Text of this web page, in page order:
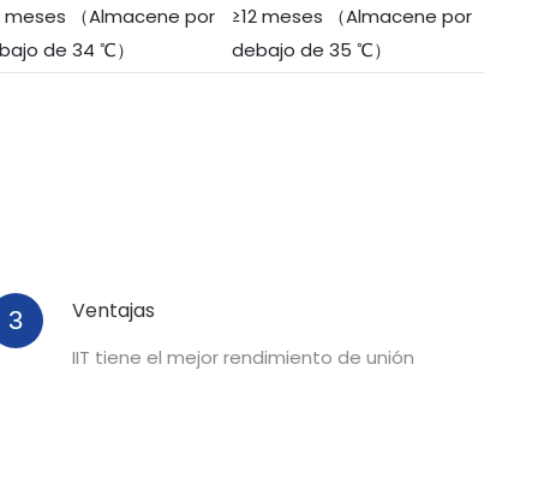
meses （Almacene por
de 34 ℃）
≥12 meses （Almacene por
debajo de 35 ℃）
3 Ventajas
IIT tiene el mejor rendimiento de unión